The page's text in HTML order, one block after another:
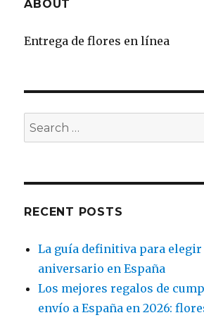
ABOUT
Entrega de flores en línea
Search
for:
RECENT POSTS
La guía definitiva para elegir
aniversario en España
Los mejores regalos de
envío a España en 2026: